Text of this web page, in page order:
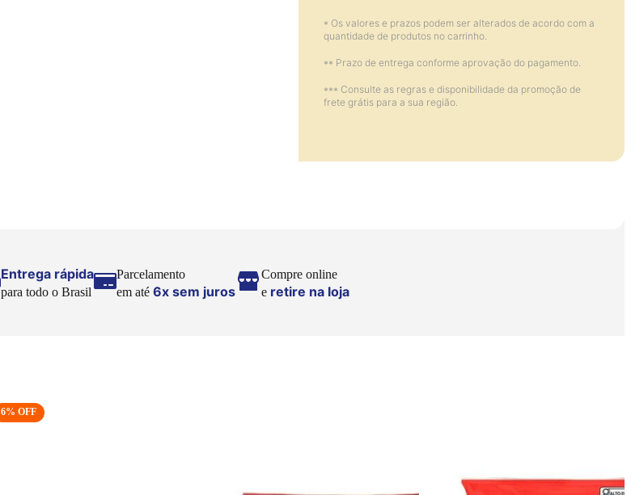
* Os valores e prazos podem ser alterados de acordo com a
quantidade de produtos no carrinho.
** Prazo de entrega conforme aprovação do pagamento.
*** Consulte as regras e disponibilidade da promoção de
frete grátis para a sua região.
Entrega rápida
para todo o Brasil
Parcelamento
em até 6x sem juros
Compre online
e retire na loja
6% OFF